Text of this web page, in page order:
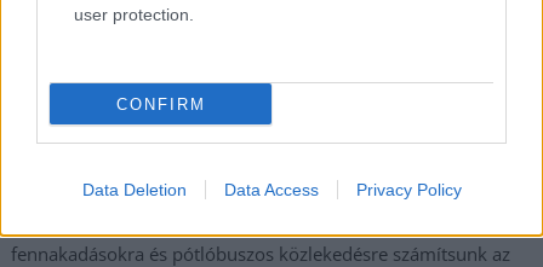
user protection.
CONFIRM
Data Deletion Data Access Privacy Policy
A Tisza Párt Dr. Baka Andrást jelöli köztársasági elnöknek
fiú (VIDEÓVAL)
fennakadásokra és pótlóbuszos közlekedésre számítsunk az